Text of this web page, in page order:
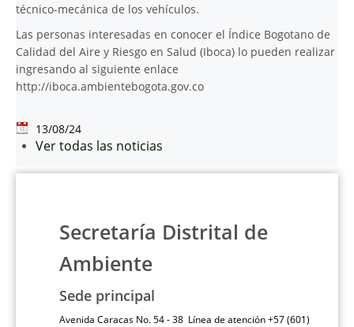
técnico-mecánica de los vehículos.
Las personas interesadas en conocer el Índice Bogotano de
Calidad del Aire y Riesgo en Salud (Iboca) lo pueden realizar
ingresando al siguiente enlace
http://iboca.ambientebogota.gov.co
13/08/24
Ver todas las noticias
Secretaría Distrital de
Ambiente
Sede principal
Avenida Caracas No. 54 - 38 Línea de atención +57 (601)